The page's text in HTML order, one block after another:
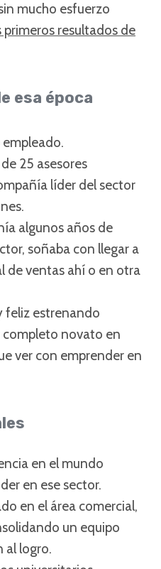
mucho esfuerzo
primeros resultados de
esa época
25 asesores
líder del sector
algunos años de
soñaba con llegar a
de ventas ahí o en otra
feliz estrenando
novato en
ver con emprender en
en el mundo
en ese sector.
en el área comercial,
un equipo
al logro.